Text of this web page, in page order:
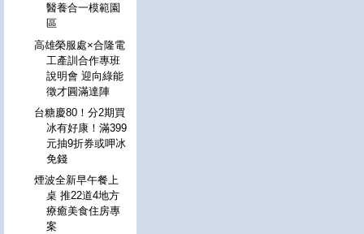
醫養合一模範園
區
高雄榮服處×合隆電
工產訓合作專班
說明會 迎向綠能
徵才圓滿達陣
台糖慶80！分2期買
冰有好康！滿399
元抽9折券或呷冰
免錢
煙波全新早午餐上
桌 推22道4地方
療癒美食住房專
案